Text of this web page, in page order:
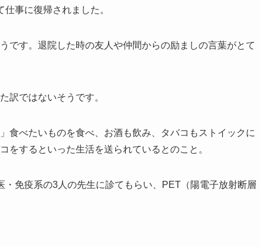
事に復帰されました。
です。退院した時の友人や仲間からの励ましの言葉がとて
訳ではないそうです。
食べたいものを食べ、お酒も飲み、タバコもストイックに
をするといった生活を送られているとのこと。
免疫系の3人の先生に診てもらい、PET（陽電子放射断層